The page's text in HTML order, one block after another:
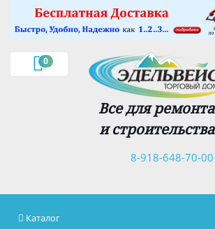
0
Все для ремонта
и строительства
8-918-648-70-00
Каталог